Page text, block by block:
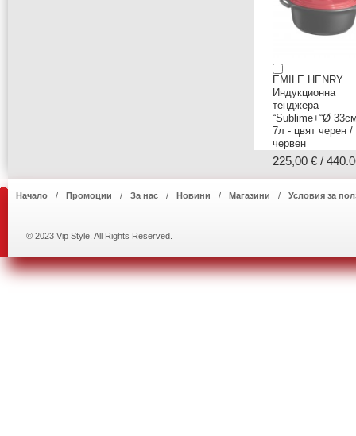
EMILE HENRY
Индукционна
тенджера
“Sublime+“Ø
7л - цвят черен /
червен
225,00 € /
Начало Промоции За нас Новини Магазини Условия за
© 2023 Vip Style. All Rights Reserved.